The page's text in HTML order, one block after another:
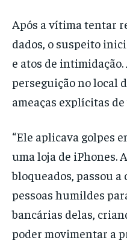
Após a vítima tentar
dados, o suspeito
e atos de
perseguição no local
ameaças explícitas
“Ele aplicava golpes
uma loja de iPhones.
bloqueados, passou
pessoas humildes
bancárias delas,
poder movimentar a